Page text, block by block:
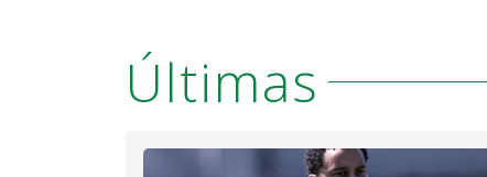
Últimas